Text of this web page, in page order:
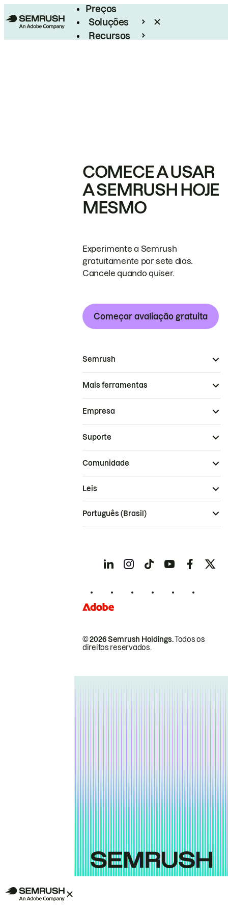
Preços
Soluções
Recursos
COMECE A USAR
A SEMRUSH HOJE
MESMO
Experimente a Semrush
gratuitamente por sete dias.
Cancele quando quiser.
Começar avaliação gratuita
Semrush
Mais ferramentas
Empresa
Suporte
Comunidade
© 2026 Semrush Holdings.Todos os
direitos reservados.
Leis
Português (Brasil)